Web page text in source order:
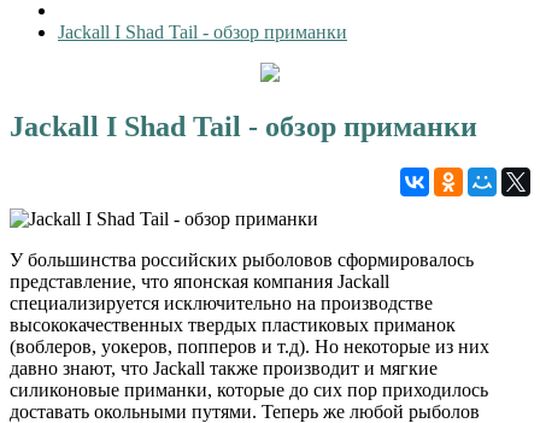
Jackall I Shad Tail - обзор приманки
Jackall I Shad Tail - обзор приманки
У большинства российских рыболовов сформировалось
представление, что японская компания Jackall
специализируется исключительно на производстве
высококачественных твердых пластиковых приманок
(воблеров, уокеров, попперов и т.д). Но некоторые из них
давно знают, что Jackall также производит и мягкие
силиконовые приманки, которые до сих пор приходилось
доставать окольными путями. Теперь же любой рыболов